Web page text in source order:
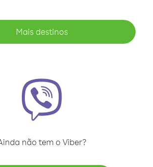
Mais destinos
não tem o Viber?